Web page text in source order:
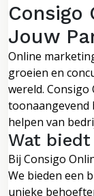
Consigo
Jouw
Online
groeien en
wereld.
toonaangevend
helpen van
Wat biedt
Bij Consigo
We bieden een
unieke